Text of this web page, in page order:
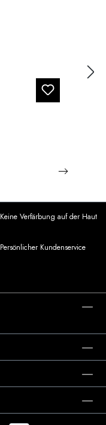
Keine Verfärbung auf der Haut
Persönlicher Kundenservice